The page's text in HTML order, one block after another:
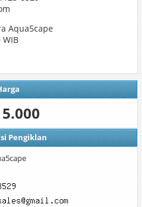
Aqua5cape
Pengiklan